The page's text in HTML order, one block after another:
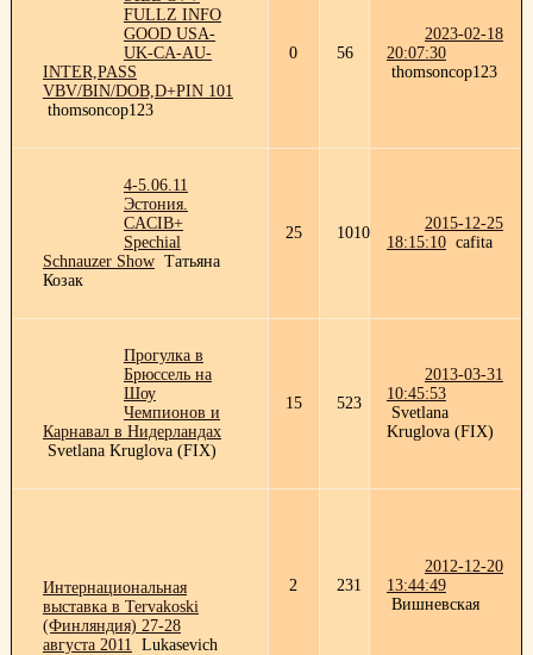
FULLZ INFO
GOOD USA-
UK-CA-AU-
INTER,PASS
VBV/BIN/DOB,D+PIN 101
thomsoncop123
0 56
2023-02-18
20:07:30
thomsoncop123
4-5.06.11
Эстония.
CACIB+
Spechial
Schnauzer Show Татьяна
Козак
25 1010
2015-12-25
18:15:10 cafita
Прогулка в
Брюссель на
Шоу
Чемпионов и
Карнавал в Нидерландах
Svetlana Kruglova (FIX)
15 523
2013-03-31
10:45:53
Svetlana
Kruglova (FIX)
Интернациональная
выставка в Tervakoski
(Финляндия) 27-28
августа 2011 Lukasevich
2 231
2012-12-20
13:44:49
Вишневская